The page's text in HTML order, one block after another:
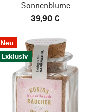
Sonnenblume
39,90 €
Neu
Exklusiv